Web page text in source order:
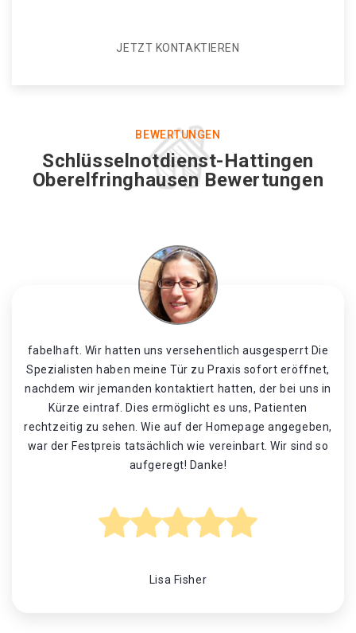
JETZT KONTAKTIEREN
BEWERTUNGEN
Schlüsselnotdienst-Hattingen
Oberelfringhausen Bewertungen
fabelhaft. Wir hatten uns versehentlich ausgesperrt Die
Spezialisten haben meine Tür zu Praxis sofort eröffnet,
nachdem wir jemanden kontaktiert hatten, der bei uns in
Kürze eintraf. Dies ermöglicht es uns, Patienten
rechtzeitig zu sehen. Wie auf der Homepage angegeben,
war der Festpreis tatsächlich wie vereinbart. Wir sind so
aufgeregt! Danke!
Lisa Fisher